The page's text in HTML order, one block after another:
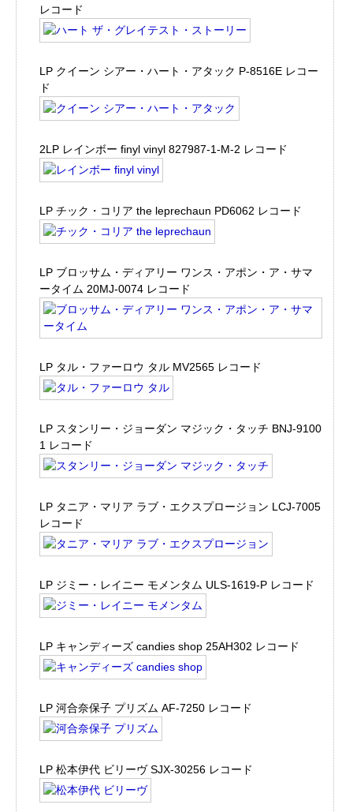
レコード
LP クイーン シアー・ハート・アタック P-8516E レコー
ド
2LP レインボー finyl vinyl 827987-1-M-2 レコード
LP チック・コリア the leprechaun PD6062 レコード
LP ブロッサム・ディアリー ワンス・アポン・ア・サマ
ータイム 20MJ-0074 レコード
LP タル・ファーロウ タル MV2565 レコード
LP スタンリー・ジョーダン マジック・タッチ BNJ-9100
1 レコード
LP タニア・マリア ラブ・エクスプロージョン LCJ-7005
レコード
LP ジミー・レイニー モメンタム ULS-1619-P レコード
LP キャンディーズ candies shop 25AH302 レコード
LP 河合奈保子 プリズム AF-7250 レコード
LP 松本伊代 ビリーヴ SJX-30256 レコード